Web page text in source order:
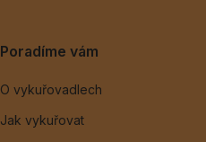
Poradíme vám
O vykuřovadlech
Jak vykuřovat